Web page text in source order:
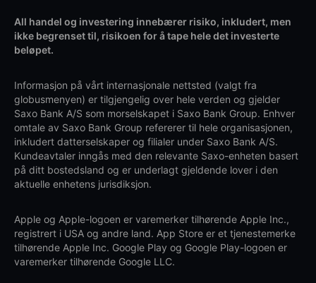
All handel og investering innebærer risiko, inkludert, men
ikke begrenset til, risikoen for å tape hele det investerte
beløpet.
Informasjon på vårt internasjonale nettsted (valgt fra
globusmenyen) er tilgjengelig over hele verden og gjelder
Saxo Bank A/S som morselskapet i Saxo Bank Group. Enhver
omtale av Saxo Bank Group refererer til hele organisasjonen,
inkludert datterselskaper og filialer under Saxo Bank A/S.
Kundeavtaler inngås med den relevante Saxo-enheten basert
på ditt bostedsland og er underlagt gjeldende lover i den
aktuelle enhetens jurisdiksjon.
Apple og Apple-logoen er varemerker tilhørende Apple Inc.,
registrert i USA og andre land. App Store er et tjenestemerke
tilhørende Apple Inc. Google Play og Google Play-logoen er
varemerker tilhørende Google LLC.